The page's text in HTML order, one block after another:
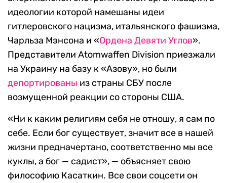
идеологии которой намешаны идеи
гитлеровского нацизма, итальянского фашизма,
Чарльза Мэнсона и «Ордена Девяти Углов».
Представители Atomwaffen Division приезжали
на Украину на базу к «Азову», но были
депортированы из страны СБУ после
возмущенной реакции со стороны США.
«Ни к каким религиям себя не отношу, я сам по
себе. Если бог существует, значит все в нашей
жизни предначертано, соответственно мы все
куклы, а бог — садист», — объясняет свою
философию Касаткин. Все свои соцсети он